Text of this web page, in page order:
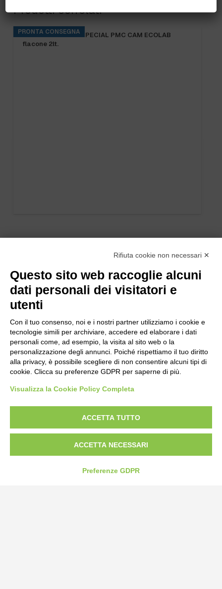
Prodotti correlati
PRONTA CONSEGNA
KITCHENPRO DES SPECIAL PMC CAM ECOLAB
flacone 2lt.
Strada Statale 231 Alba-Bra
Tel:0172-478161
Rifiuta cookie non necessari ✕
Questo sito web raccoglie alcuni
dati personali dei visitatori e
utenti
Con il tuo consenso, noi e i nostri partner utilizziamo i cookie e
tecnologie simili per archiviare, accedere ed elaborare i dati
personali come, ad esempio, la visita al sito web o la
personalizzazione degli annunci. Poiché rispettiamo il tuo diritto
alla privacy, è possibile scegliere di non consentire alcuni tipi di
cookie. Clicca su preferenze GDPR per saperne di più.
Visualizza la Cookie Policy Completa
ACCETTA TUTTO
ACCETTA NECESSARI
Preferenze GDPR